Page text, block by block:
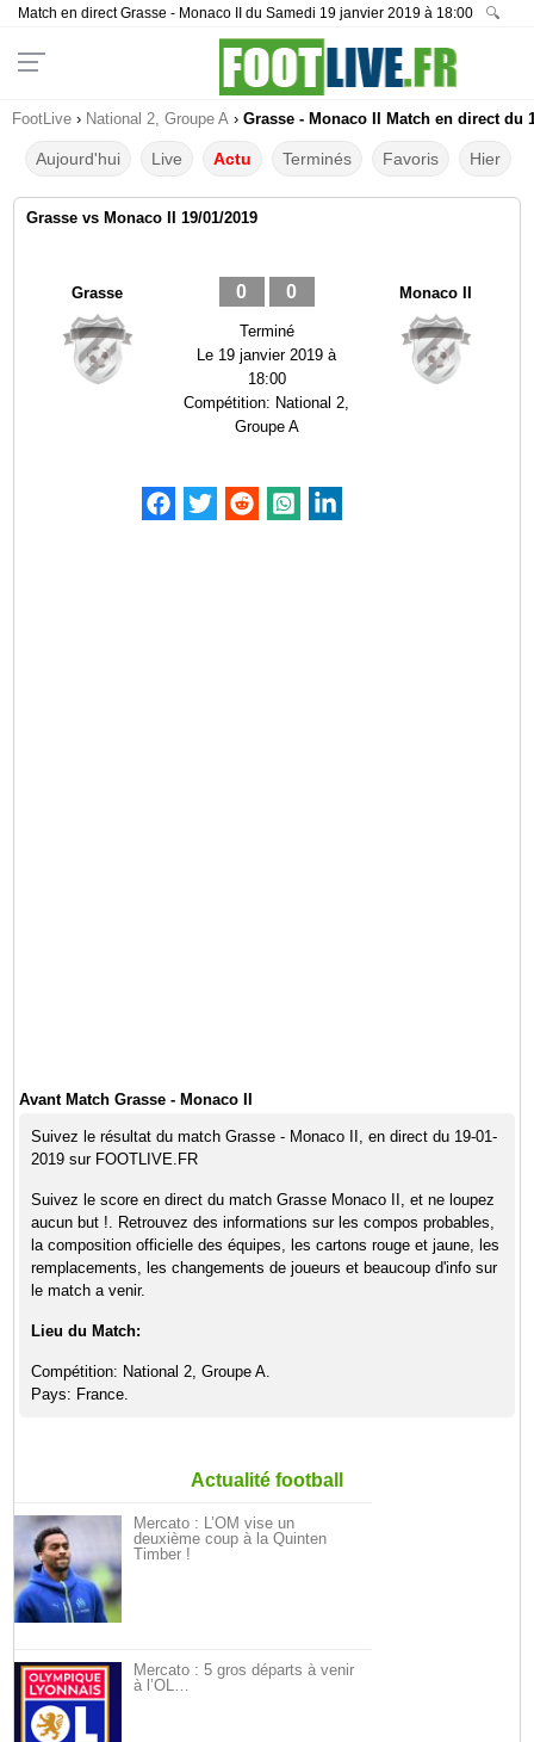
Match en direct Grasse - Monaco II du Samedi 19 janvier 2019 à 18:00 🔍
FootLive › National 2, Groupe A › Grasse - Monaco II Match en direct du
Aujourd'hui Live Actu Terminés Favoris Hier
Grasse vs Monaco II 19/01/2019
Grasse 0 0
Terminé
Le 19 janvier 2019 à
18:00
Compétition: National 2,
Groupe A
Monaco II
Avant Match Grasse - Monaco II
Suivez le résultat du match Grasse - Monaco II, en direct du 19-01-
2019 sur FOOTLIVE.FR
Suivez le score en direct du match Grasse Monaco II, et ne loupez
aucun but !. Retrouvez des informations sur les compos probables,
la composition officielle des équipes, les cartons rouge et jaune, les
remplacements, les changements de joueurs et beaucoup d'info sur
le match a venir.
Lieu du Match:
Compétition: National 2, Groupe A.
Pays: France.
Actualité football
Mercato : L’OM vise un
deuxième coup à la Quinten
Timber !
Mercato : 5 gros départs à venir
à l’OL…